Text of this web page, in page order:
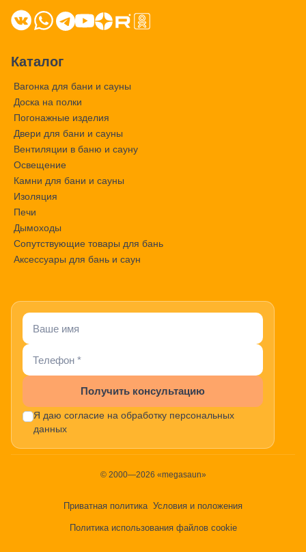
Каталог
Вагонка для бани и сауны
Доска на полки
Погонажные изделия
Двери для бани и сауны
Вентиляции в баню и сауну
Освещение
Камни для бани и сауны
Изоляция
Печи
Дымоходы
Сопутствующие товары для бань
Аксессуары для бань и саун
Получить консультацию
Я даю согласие на обработку персональных
данных
© 2000—2026 «megasaun»
Приватная политика Условия и положения
Политика использования файлов cookie